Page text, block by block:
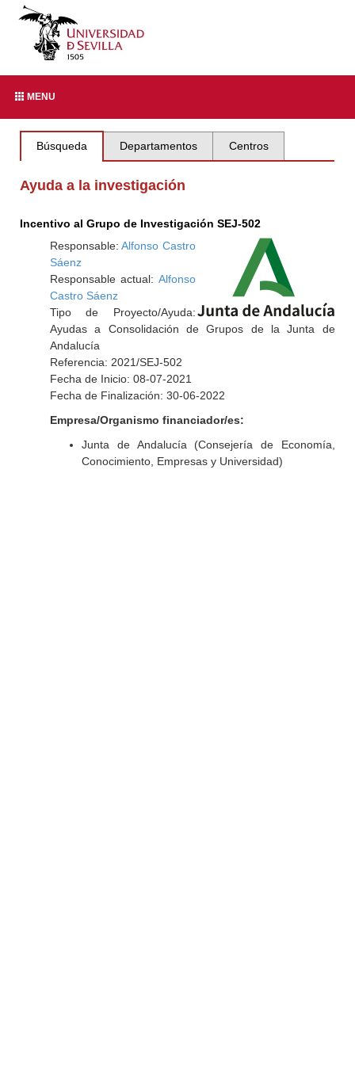
MENU
Búsqueda Departamentos Centros
Ayuda a la investigación
Incentivo al Grupo de Investigación SEJ-502
Responsable:Alfonso Castro
Sáenz
Responsable actual: Alfonso
Castro Sáenz
Tipo de Proyecto/Ayuda:
Ayudas a Consolidación de Grupos de la Junta de
Andalucía
Referencia: 2021/SEJ-502
Fecha de Inicio: 08-07-2021
Fecha de Finalización: 30-06-2022
Empresa/Organismo financiador/es:
Junta de Andalucía (Consejería de Economía,
Conocimiento, Empresas y Universidad)